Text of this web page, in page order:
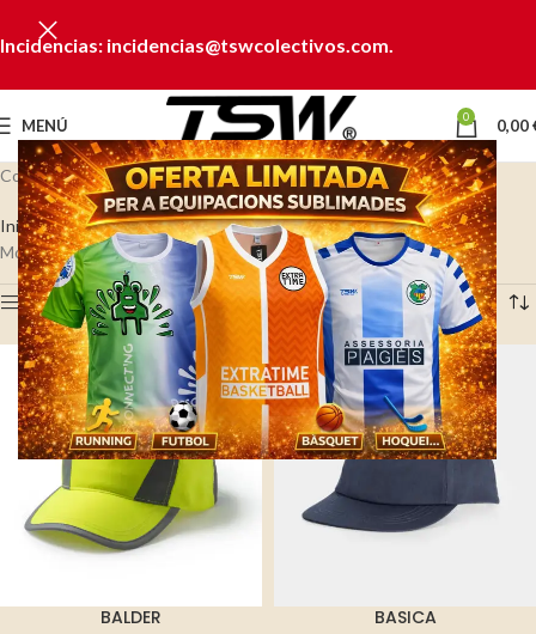
Incidencias: incidencias@tswcolectivos.com.
MENÚ 0 0,00
Colección Chanclas y Gorras
Inicio VERANO Artículos de playa Chanclas y Gorras
Mostrando los 16 resultados
Ver barra lateral
BALDER BASICA